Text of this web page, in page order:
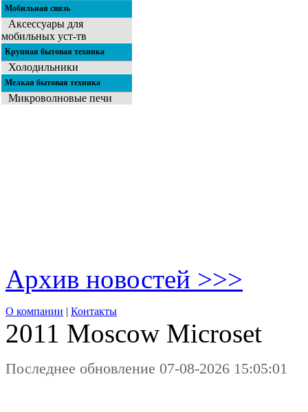
Мобильная связь
Аксессуары для
мобильных уст-тв
Крупная бытовая техника
Холодильники
Мелкая бытовая техника
Микроволновые печи
Архив новостей >>>
О компании | Контакты
2011 Moscow Microset
Последнее обновление 07-08-2026 15:05:01